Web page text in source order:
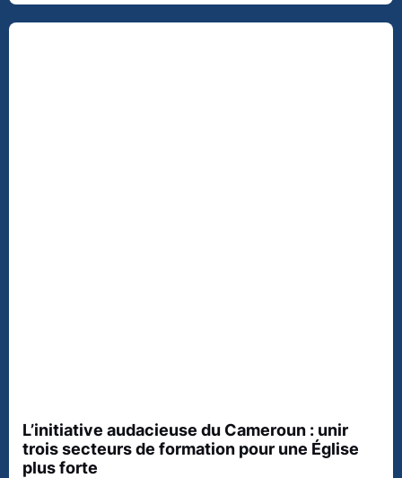
L’initiative audacieuse du Cameroun : unir
trois secteurs de formation pour une Église
plus forte